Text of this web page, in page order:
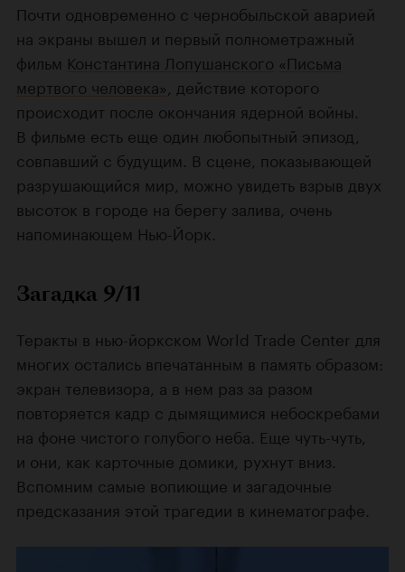
Почти одновременно с чернобыльской аварией
на экраны вышел и первый полнометражный
фильм Константина Лопушанского «Письма
мертвого человека», действие которого
происходит после окончания ядерной войны.
В фильме есть еще один любопытный эпизод,
совпавший с будущим. В сцене, показывающей
разрушающийся мир, можно увидеть взрыв двух
высоток в городе на берегу залива, очень
напоминающем Нью-Йорк.
Загадка 9/11
Теракты в нью-йоркском World Trade Center для
многих остались впечатанным в память образом:
экран телевизора, а в нем раз за разом
повторяется кадр c дымящимися небоскребами
на фоне чистого голубого неба. Еще чуть-чуть,
и они, как карточные домики, рухнут вниз.
Вспомним самые вопиющие и загадочные
предсказания этой трагедии в кинематографе.